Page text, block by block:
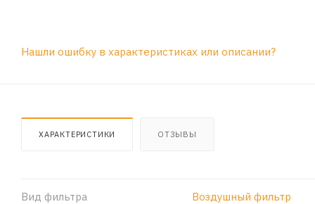
Нашли ошибку в характеристиках или описании?
ХАРАКТЕРИСТИКИ ОТЗЫВЫ
Вид фильтра Воздушный фильтр